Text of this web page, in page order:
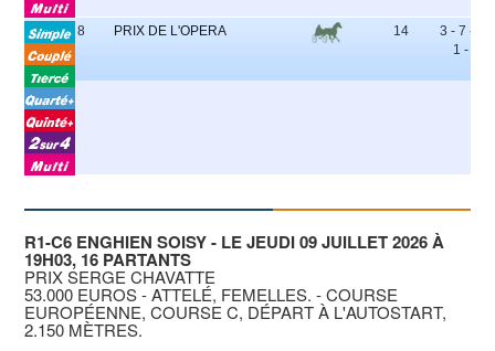
8 PRIX DE L'OPERA 14
3 - 7 - 8 -
1 - 5
R1-C6 ENGHIEN SOISY - LE JEUDI 09 JUILLET 2026 À
19H03, 16 PARTANTS
PRIX SERGE CHAVATTE
53.000 EUROS - ATTELÉ, FEMELLES. - COURSE
EUROPÉENNE, COURSE C, DÉPART À L'AUTOSTART,
2.150 MÈTRES.